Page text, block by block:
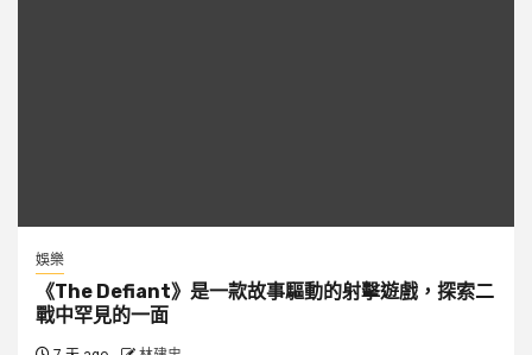
娛樂
《The Defiant》是一款故事驅動的射擊遊戲，探索二
戰中罕見的一面